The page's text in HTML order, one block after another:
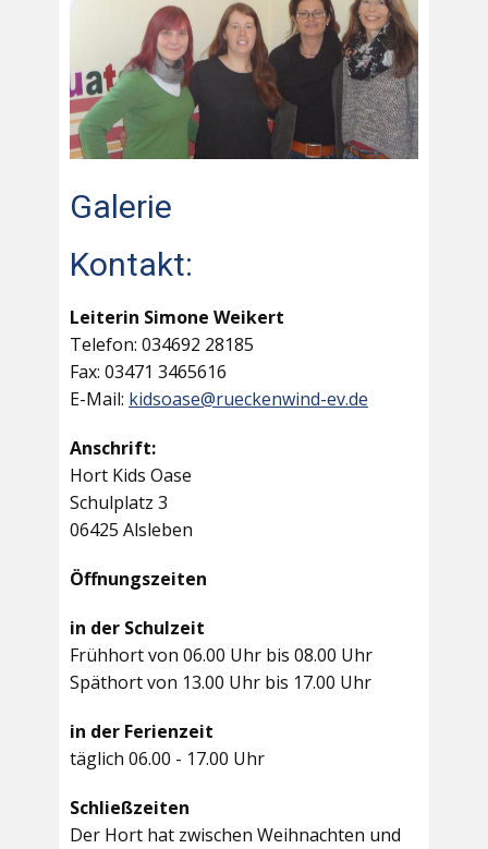
Galerie
Kontakt:
Leiterin Simone Weikert
Telefon: 034692 28185
Fax: 03471 3465616
E-Mail: kidsoase@rueckenwind-ev.de
Anschrift:
Hort Kids Oase
Schulplatz 3
06425 Alsleben
Öffnungszeiten
in der Schulzeit
Frühhort von 06.00 Uhr bis 08.00 Uhr
Späthort von 13.00 Uhr bis 17.00 Uhr
in der Ferienzeit
täglich 06.00 - 17.00 Uhr
Schließzeiten
Der Hort hat zwischen Weihnachten und